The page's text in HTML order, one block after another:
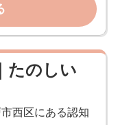
たのしい
西区にある認知